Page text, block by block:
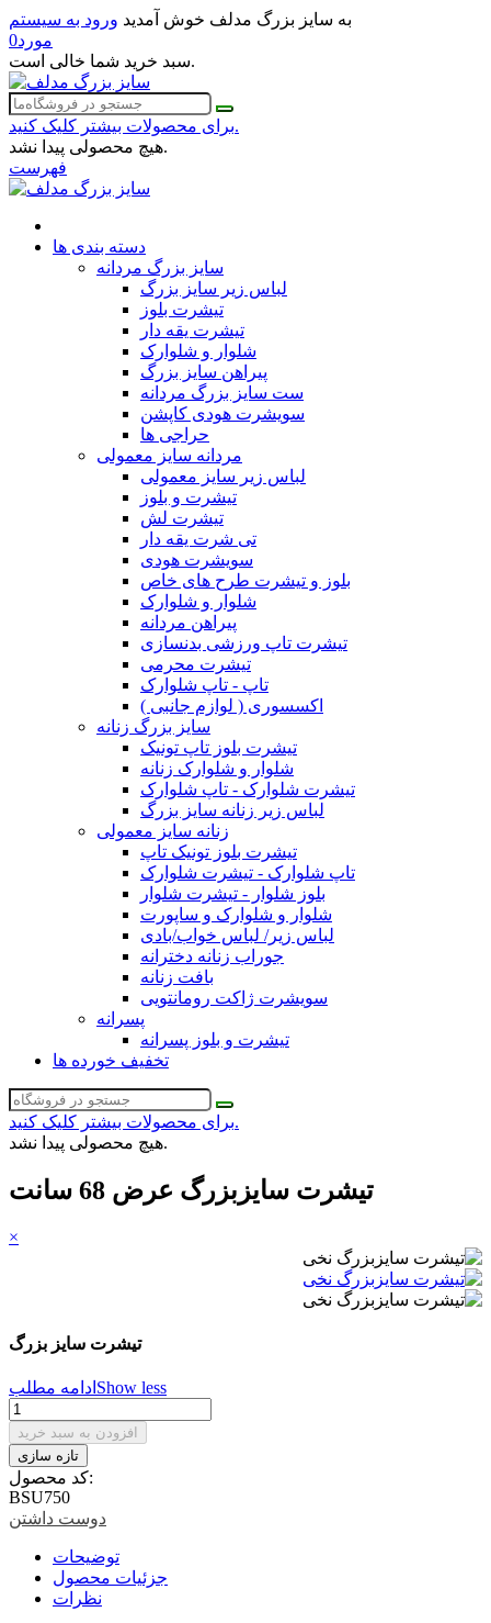
به سایز بزرگ مدلف خوش آمدید ورود به سیستم
0مورد
سبد خرید شما خالی است.
برای محصولات بیشتر کلیک کنید.
هیچ محصولی پیدا نشد.
فهرست
دسته بندی ها
سایز بزرگ مردانه
لباس زیر سایز بزرگ
تیشرت بلوز
تیشرت یقه دار
شلوار و شلوارک
پیراهن سایز بزرگ
ست سایز بزرگ مردانه
سویشرت هودی کاپشن
حراجی ها
مردانه سایز معمولی
لباس زیر سایز معمولی
تیشرت و بلوز
تیشرت لش
تی شرت یقه دار
سویشرت هودی
بلوز و تیشرت طرح های خاص
شلوار و شلوارک
پیراهن مردانه
تیشرت تاپ ورزشی بدنسازی
تیشرت محرمی
تاپ - تاپ شلوارک
اکسسوری ( لوازم جانبی )
سایز بزرگ زنانه
تیشرت بلوز تاپ تونیک
شلوار و شلوارک زنانه
تیشرت شلوارک - تاپ شلوارک
لباس زیر زنانه سایز بزرگ
زنانه سایز معمولی
تیشرت بلوز تونیک تاپ
تاپ شلوارک - تیشرت شلوارک
بلوز شلوار - تیشرت شلوار
شلوار و شلوارک و ساپورت
لباس زیر/ لباس خواب/بادی
جوراب زنانه دخترانه
بافت زنانه
سویشرت ژاکت رومانتویی
پسرانه
تیشرت و بلوز پسرانه
تخفیف خورده ها
برای محصولات بیشتر کلیک کنید.
هیچ محصولی پیدا نشد.
تیشرت سایزبزرگ عرض 68 سانت
×
تیشرت سایز بزرگ
ادامه مطلب Show less
افزودن به سبد خرید
کد محصول:
BSU750
دوست داشتن
توضیحات
جزئیات محصول
نظرات